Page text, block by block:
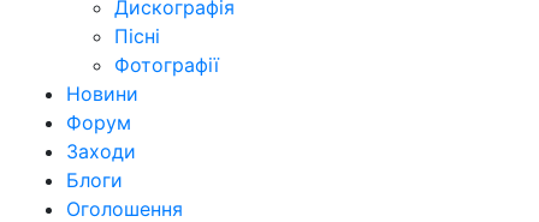
Дискографія
Пісні
Фотографії
Новини
Форум
Заходи
Блоги
Оголошення